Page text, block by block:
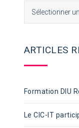
ARTICLES
Formation DIU
Le CIC-IT